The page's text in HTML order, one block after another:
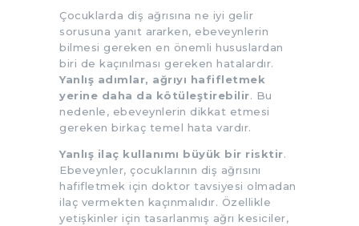
Çocuklarda diş ağrısına ne iyi gelir
sorusuna yanıt ararken, ebeveynlerin
bilmesi gereken en önemli hususlardan
biri de kaçınılması gereken hatalardır.
Yanlış adımlar, ağrıyı hafifletmek
yerine daha da kötüleştirebilir. Bu
nedenle, ebeveynlerin dikkat etmesi
gereken birkaç temel hata vardır.
Yanlış ilaç kullanımı büyük bir risktir.
Ebeveynler, çocuklarının diş ağrısını
hafifletmek için doktor tavsiyesi olmadan
ilaç vermekten kaçınmalıdır. Özellikle
yetişkinler için tasarlanmış ağrı kesiciler,